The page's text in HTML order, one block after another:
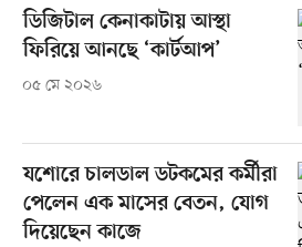
ডিজিটাল কেনাকাটায় আস্থা
ফিরিয়ে আনছে ‘কার্টআপ’
০৫ মে ২০২৬
যশোরে চালডাল ডটকমের কর্মীরা
পেলেন এক মাসের বেতন, যোগ
দিয়েছেন কাজে